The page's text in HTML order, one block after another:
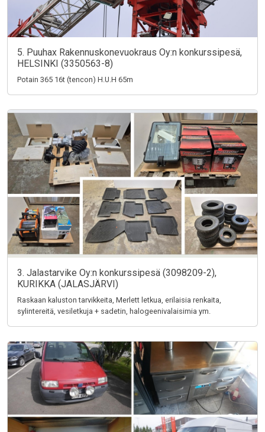
5. Puuhax Rakennuskonevuokraus Oy:n konkurssipesä,
HELSINKI (3350563-8)
Potain 365 16t (tencon) H.U.H 65m
3. Jalastarvike Oy:n konkurssipesä (3098209-2),
KURIKKA (JALASJÄRVI)
Raskaan kaluston tarvikkeita, Merlett letkua, erilaisia renkaita,
sylintereitä, vesiletkuja + sadetin, halogeenivalaisimia ym.